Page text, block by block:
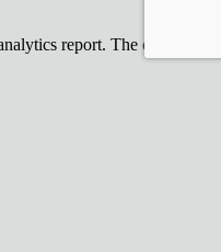
report. The cookie